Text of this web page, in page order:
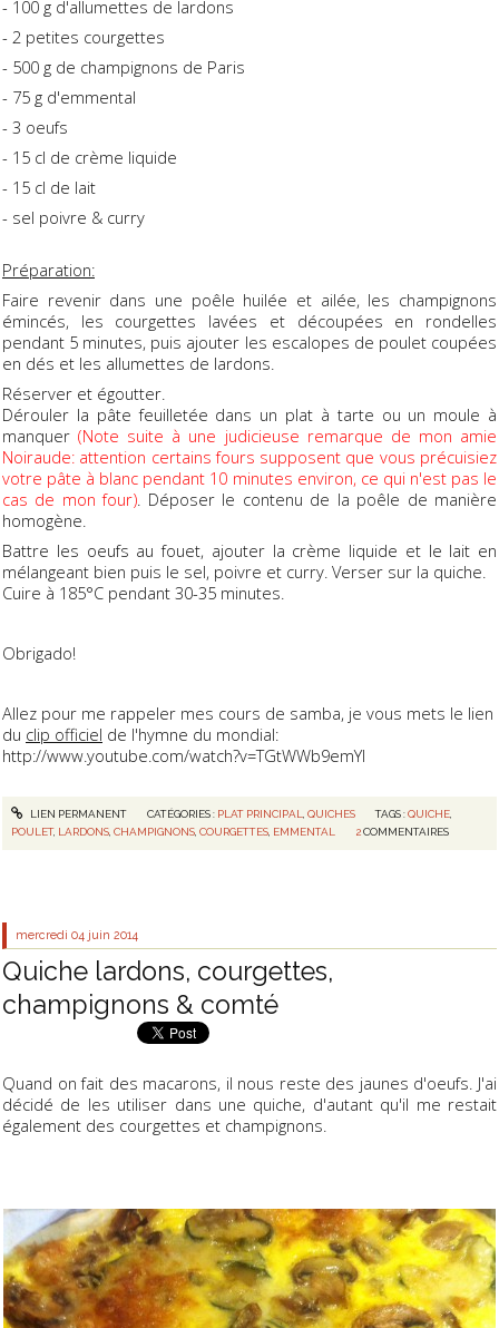
- 100 g d'allumettes de lardons
- 2 petites courgettes
- 500 g de champignons de Paris
- 75 g d'emmental
- 3 oeufs
- 15 cl de crème liquide
- 15 cl de lait
- sel poivre & curry
Préparation:
Faire revenir dans une poêle huilée et ailée, les champignons
émincés, les courgettes lavées et découpées en rondelles
pendant 5 minutes, puis ajouter les escalopes de poulet coupées
en dés et les allumettes de lardons.
Réserver et égoutter.
Dérouler la pâte feuilletée dans un plat à tarte ou un moule à
manquer(Note suite à une judicieuse remarque de mon amie
Noiraude: attention certains fours supposent que vous précuisiez
votre pâte à blanc pendant 10 minutes environ, ce qui n'est pas le
cas de mon four) . Déposer le contenu de la poêle de manière
homogène.
Battre les oeufs au fouet, ajouter la crème liquide et le lait en
mélangeant bien puis le sel, poivre et curry. Verser sur la quiche.
Cuire à 185°C pendant 30-35 minutes.
Obrigado!
Allez pour me rappeler mes cours de samba, je vous mets le lien
du clip officiel de l'hymne du mondial:
http://www.youtube.com/watch?v=TGtWWb9emYI
LIEN PERMANENT CATÉGORIES : PLAT PRINCIPAL QUICHES TAGS :QUICHE
POULET, LARDONS ,CHAMPIGNONS ,COURGETTES EMMENTAL 2 COMMENTAIRES
mercredi 04 juin 2014
Quiche lardons, courgettes,
champignons & comté
Quand on fait des macarons, il nous reste des jaunes d'oeufs. J'ai
décidé de les utiliser dans une quiche, d'autant qu'il me restait
également des courgettes et champignons.